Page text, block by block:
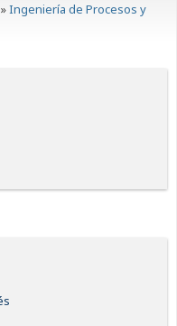
»Ingeniería de Procesos y